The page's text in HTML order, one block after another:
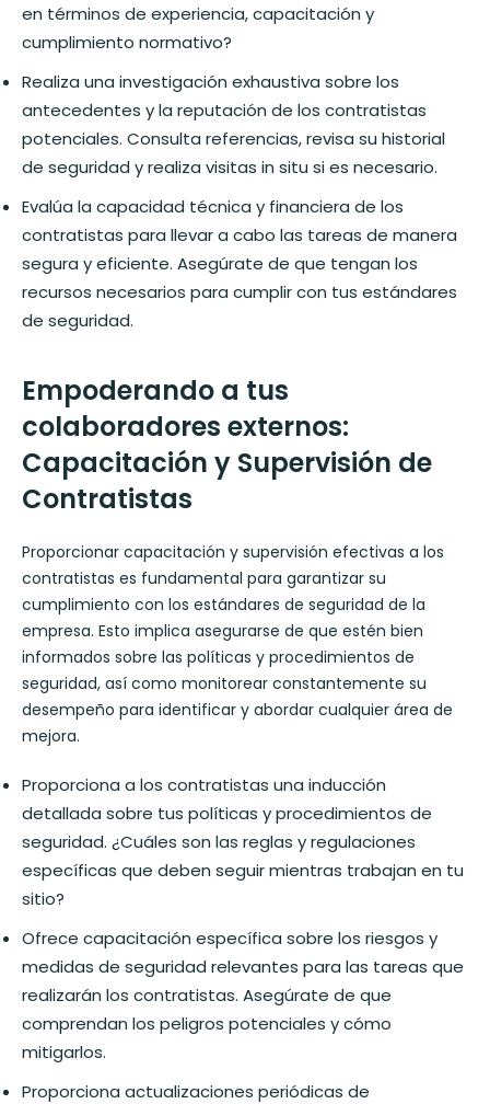
en términos de experiencia, capacitación y
cumplimiento normativo?
Realiza una investigación exhaustiva sobre los
antecedentes y la reputación de los contratistas
potenciales. Consulta referencias, revisa su historial
de seguridad y realiza visitas in situ si es necesario.
Evalúa la capacidad técnica y financiera de los
contratistas para llevar a cabo las tareas de manera
segura y eficiente. Asegúrate de que tengan los
recursos necesarios para cumplir con tus estándares
de seguridad.
Empoderando a tus
colaboradores externos:
Capacitación y Supervisión de
Contratistas
Proporcionar capacitación y supervisión efectivas a los
contratistas es fundamental para garantizar su
cumplimiento con los estándares de seguridad de la
empresa. Esto implica asegurarse de que estén bien
informados sobre las políticas y procedimientos de
seguridad, así como monitorear constantemente su
desempeño para identificar y abordar cualquier área de
mejora.
Proporciona a los contratistas una inducción
detallada sobre tus políticas y procedimientos de
seguridad. ¿Cuáles son las reglas y regulaciones
específicas que deben seguir mientras trabajan en tu
sitio?
Ofrece capacitación específica sobre los riesgos y
medidas de seguridad relevantes para las tareas que
realizarán los contratistas. Asegúrate de que
comprendan los peligros potenciales y cómo
mitigarlos.
Proporciona actualizaciones periódicas de